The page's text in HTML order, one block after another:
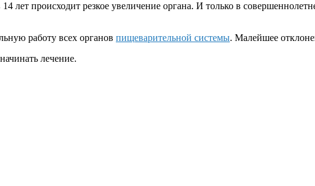
лет происходит резкое увеличение органа. И только в
работу всех органов пищеварительной системы. Малейшее
лечение.